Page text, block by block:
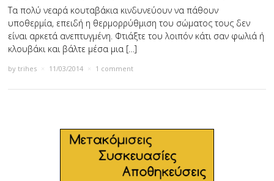
Τα πολύ νεαρά κουταβάκια κινδυνεύουν να πάθουν
υποθερμία, επειδή η θερμορρύθμιση του σώματος τους δεν
είναι αρκετά ανεπτυγμένη. Φτιάξτε του λοιπόν κάτι σαν φωλιά ή
κλουβάκι και βάλτε μέσα μια […]
bytrihes 11/03/2014 1 comment